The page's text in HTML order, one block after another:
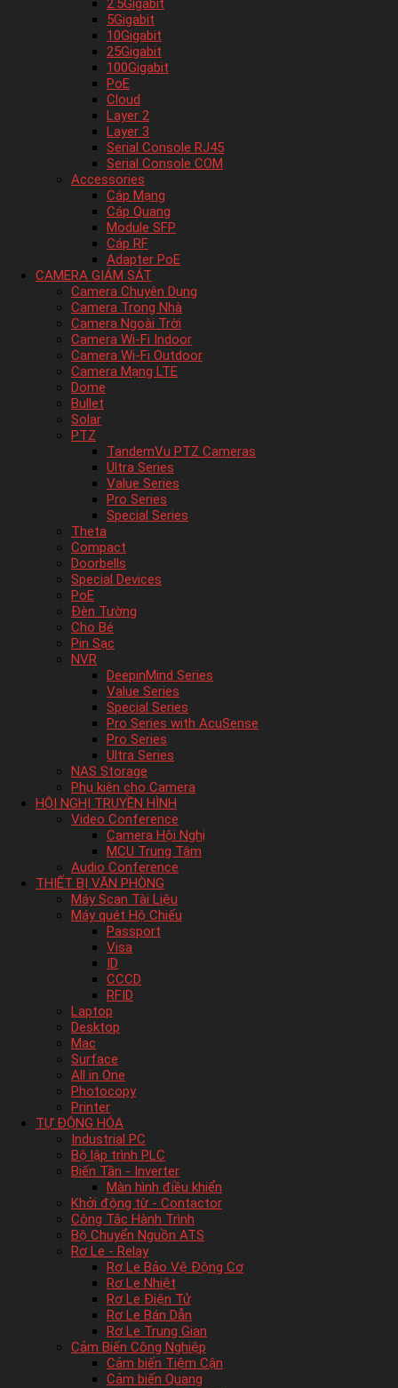
2.5Gigabit
5Gigabit
10Gigabit
25Gigabit
100Gigabit
PoE
Cloud
Layer 2
Layer 3
Serial Console RJ45
Serial Console COM
Accessories
Cáp Mạng
Cáp Quang
Module SFP
Cáp RF
Adapter PoE
CAMERA GIÁM SÁT
Camera Chuyên Dụng
Camera Trong Nhà
Camera Ngoài Trời
Camera Wi-Fi Indoor
Camera Wi-Fi Outdoor
Camera Mạng LTE
Dome
Bullet
Solar
PTZ
TandemVu PTZ Cameras
Ultra Series
Value Series
Pro Series
Special Series
Theta
Compact
Doorbells
Special Devices
PoE
Đèn Tường
Cho Bé
Pin Sạc
NVR
DeepinMind Series
Value Series
Special Series
Pro Series with AcuSense
Pro Series
Ultra Series
NAS Storage
Phụ kiên cho Camera
HỘI NGHỊ TRUYỀN HÌNH
Video Conference
Camera Hội Nghị
MCU Trung Tâm
Audio Conference
THIẾT BỊ VĂN PHÒNG
Máy Scan Tài Liệu
Máy quét Hộ Chiếu
Passport
Visa
ID
CCCD
RFID
Laptop
Desktop
Mac
Surface
All in One
Photocopy
Printer
TỰ ĐỘNG HÓA
Industrial PC
Bộ lập trình PLC
Biến Tần - Inverter
Màn hình điều khiển
Khởi động từ - Contactor
Công Tắc Hành Trình
Bộ Chuyển Nguồn ATS
Rơ Le - Relay
Rơ Le Bảo Vệ Động Cơ
Rơ Le Nhiệt
Rơ Le Điện Tử
Rơ Le Bán Dẫn
Rơ Le Trung Gian
Cảm Biến Công Nghiệp
Cảm biến Tiệm Cận
Cảm biến Quang